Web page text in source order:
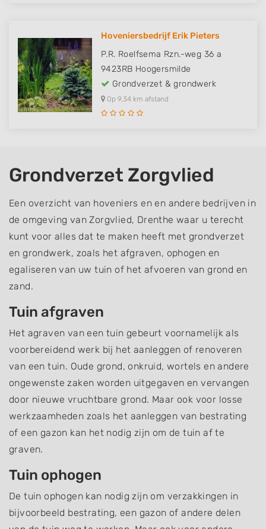
Hoveniersbedrijf Erik Pieters
P.R. Roelfsema Rzn.-weg 36 a
9423RB Hoogersmilde
Grondverzet & grondwerk
Op 9,34 km afstand
Grondverzet Zorgvlied
Een overzicht van hoveniers en en andere bedrijven in
de omgeving van Zorgvlied, Drenthe waar u terecht
kunt voor alles dat te maken heeft met grondverzet
en grondwerk, zoals het afgraven, ophogen en
egaliseren van uw tuin of het afvoeren van grond en
zand.
Tuin afgraven
Het agraven van een tuin gebeurt voornamelijk als
voorbereidend werk bij het aanleggen of renoveren
van een tuin. Oude grond, onkruid, wortels en andere
ongewenste zaken worden uitgegaven en vervangen
door nieuwe vruchtbare grond. Maar ook voor losse
werkzaamheden zoals het aanleggen van bestrating
of een gazon kan het nodig zijn om de tuin af te
graven.
Tuin ophogen
De tuin ophogen kan nodig zijn om verzakkingen in
bijvoorbeeld bestrating, een gazon of andere delen